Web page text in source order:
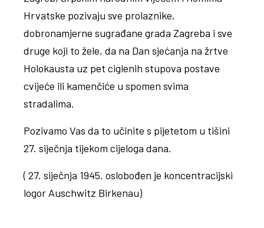
Hrvatske pozivaju sve prolaznike,
dobronamjerne sugrađane grada Zagreba i sve
druge koji to žele, da na Dan sjećanja na žrtve
Holokausta uz pet ciglenih stupova postave
cvijeće ili kamenčiće u spomen svima
stradalima.
Pozivamo Vas da to učinite s pijetetom u tišini
27. siječnja tijekom cijeloga dana.
( 27. siječnja 1945. oslobođen je koncentracijski
logor Auschwitz Birkenau)